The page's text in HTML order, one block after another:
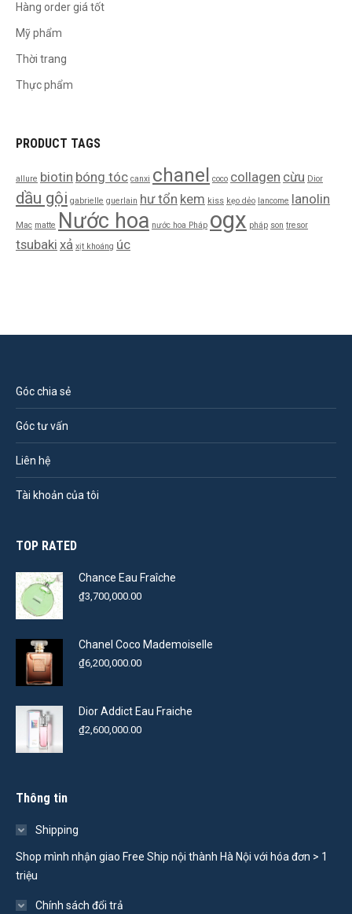
Hàng order giá tốt
Mỹ phẩm
Thời trang
Thực phẩm
PRODUCT TAGS
allure biotin bóng tóc canxi chanel coco collagen cừu Dior
dầu gội gabrielle guerlain hư tổn kem kiss kẹo dẻo lancome lanolin
Mac matte Nước hoa nước hoa Pháp ogx pháp son tresor
tsubaki xả xịt khoáng úc
Góc chia sẻ
Góc tư vấn
Liên hệ
Tài khoản của tôi
TOP RATED
Chance Eau Fraîche
₫3,700,000.00
Chanel Coco Mademoiselle
₫6,200,000.00
Dior Addict Eau Fraiche
₫2,600,000.00
Thông tin
Shipping
Shop mình nhận giao Free Ship nội thành Hà Nội với hóa đơn > 1
triệu
Chính sách đổi trả